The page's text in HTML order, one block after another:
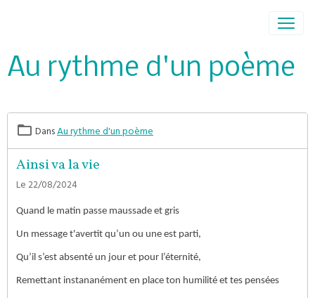
Au rythme d'un poème
DansAu rythme d'un poème
Ainsi va la vie
Le 22/08/2024
Quand le matin passe maussade et gris
Un message t'avertit qu’un ou une est parti,
Qu’il s’est absenté un jour et pour l’éternité,
Remettant instananément en place ton humilité et tes pensées